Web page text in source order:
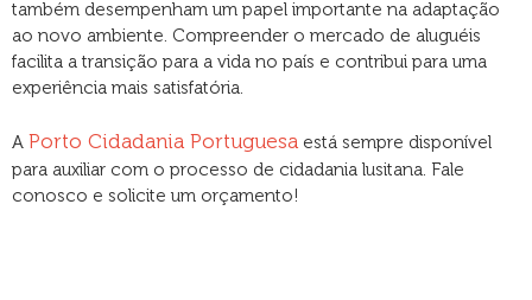
também desempenham um papel importante na adaptação
ao novo ambiente. Compreender o mercado de aluguéis
facilita a transição para a vida no país e contribui para uma
experiência mais satisfatória.
A Porto Cidadania Portuguesa está sempre disponível
para auxiliar com o processo de cidadania lusitana. Fale
conosco e solicite um orçamento!